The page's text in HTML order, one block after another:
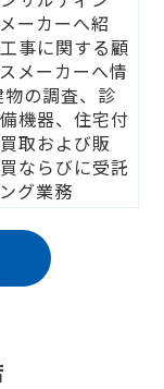
ーカーへ紹
事に関する顧
メーカーへ情
の調査、診
機器、住宅付
取および販
ならびに受託
グ業務